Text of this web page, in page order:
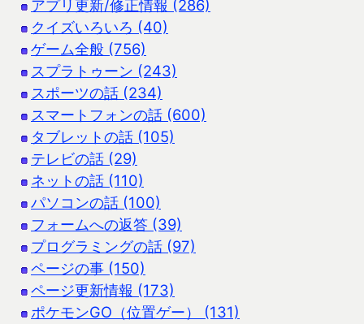
アプリ更新/修正情報 (286)
クイズいろいろ (40)
ゲーム全般 (756)
スプラトゥーン (243)
スポーツの話 (234)
スマートフォンの話 (600)
タブレットの話 (105)
テレビの話 (29)
ネットの話 (110)
パソコンの話 (100)
フォームへの返答 (39)
プログラミングの話 (97)
ページの事 (150)
ページ更新情報 (173)
ポケモンGO（位置ゲー） (131)